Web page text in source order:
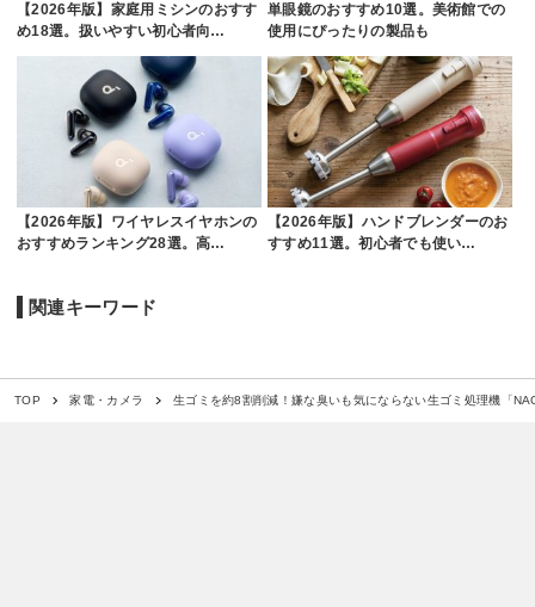
【2026年版】家庭用ミシンのおすす
め18選。扱いやすい初心者向…
単眼鏡のおすすめ10選。美術館での
使用にぴったりの製品も
【2026年版】ワイヤレスイヤホンの
おすすめランキング28選。高…
【2026年版】ハンドブレンダーのお
すすめ11選。初心者でも使い…
関連キーワード
TOP 家電・カメラ 生ゴミを約8割削減！嫌な臭いも気にならない生ゴミ処理機「